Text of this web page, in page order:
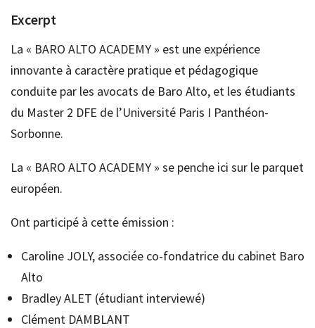
Excerpt
La « BARO ALTO ACADEMY » est une expérience
innovante à caractère pratique et pédagogique
conduite par les avocats de Baro Alto, et les étudiants
du Master 2 DFE de l’Université Paris I Panthéon-
Sorbonne.
La « BARO ALTO ACADEMY » se penche ici sur le parquet
européen.
Ont participé à cette émission :
Caroline JOLY, associée co-fondatrice du cabinet Baro
Alto
Bradley ALET (étudiant interviewé)
Clément DAMBLANT